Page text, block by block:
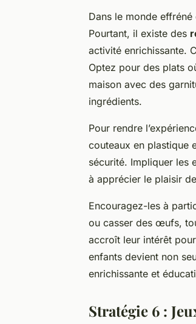
Dans le monde effréné
Pourtant, il existe des
activité enrichissante.
Optez pour des plats
maison avec des
ingrédients.
Pour rendre
couteaux en plastique
sécurité. Impliquer les
à apprécier le plaisir
Encouragez-les à
ou casser des œufs,
accroît leur intérêt
enfants devient non
enrichissante et
Stratégie 6 :